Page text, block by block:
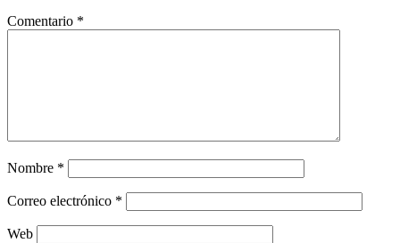
Comentario *
Nombre *
Correo electrónico *
Web